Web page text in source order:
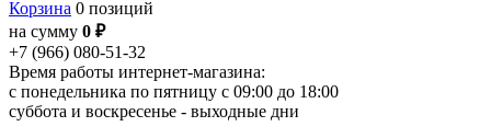
Корзина 0 позиций
на сумму 0 ₽
+7 (966) 080-51-32
Время работы интернет-магазина:
с понедельника по пятницу с 09:00 до 18:00
суббота и воскресенье - выходные дни